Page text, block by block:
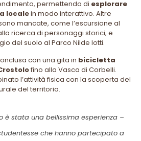
permettendo di esplorare
localein modo interattivo. Altre
mancate, come l’escursione al
ricerca di personaggi storici; e
del suolo al Parco Nilde Iotti.
con una gita in bicicletta
fino alla Vasca di Corbelli.
l’attività fisica con la scoperta del
del territorio.
è stata una bellissima esperienza –
che hanno partecipato a